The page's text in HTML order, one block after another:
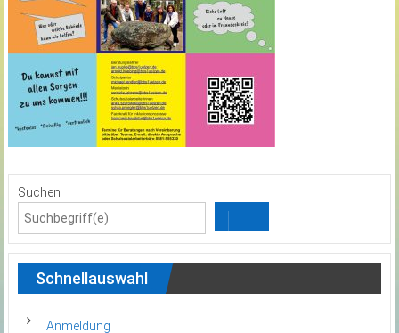
Suchen
Schnellauswahl
Anmeldung